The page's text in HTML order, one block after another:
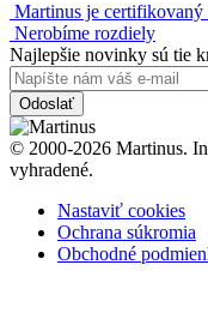
Martinus je
Nerobíme rozdiely
Najlepšie novinky sú tie
Odoslať
© 2000-2026 Martinus.
vyhradené.
Nastaviť cookies
Ochrana súkromia
Obchodné